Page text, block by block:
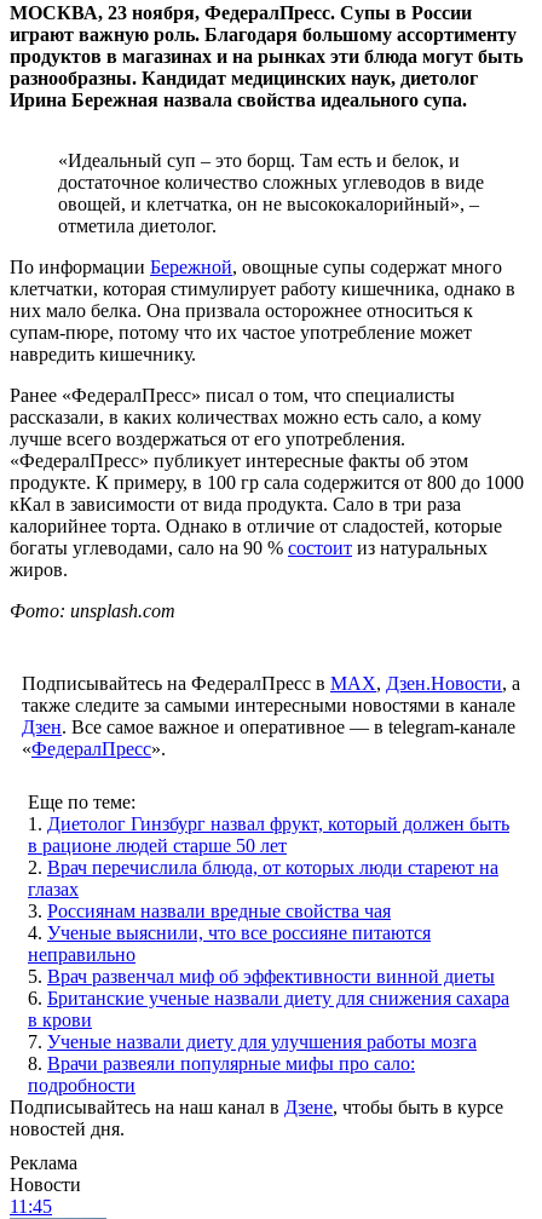
МОСКВА, 23 ноября, ФедералПресс. Супы в России
играют важную роль. Благодаря большому ассортименту
продуктов в магазинах и на рынках эти блюда могут быть
разнообразны. Кандидат медицинских наук, диетолог
Ирина Бережная назвала свойства идеального супа.
«Идеальный суп – это борщ. Там есть и белок, и
достаточное количество сложных углеводов в виде
овощей, и клетчатка, он не высококалорийный», –
отметила диетолог.
По информации Бережной, овощные супы содержат много
клетчатки, которая стимулирует работу кишечника, однако в
них мало белка. Она призвала осторожнее относиться к
супам-пюре, потому что их частое употребление может
навредить кишечнику.
Ранее «ФедералПресс» писал о том, что специалисты
рассказали, в каких количествах можно есть сало, а кому
лучше всего воздержаться от его употребления.
«ФедералПресс» публикует интересные факты об этом
продукте. К примеру, в 100 гр сала содержится от 800 до 1000
кКал в зависимости от вида продукта. Сало в три раза
калорийнее торта. Однако в отличие от сладостей, которые
богаты углеводами, сало на 90 % состоит из натуральных
жиров.
Фото: unsplash.com
Подписывайтесь на ФедералПресс в МАХ, Дзен.Новости, а
также следите за самыми интересными новостями в канале
Дзен. Все самое важное и оперативное — в telegram-канале
«ФедералПресс».
Еще по теме:
1. Диетолог Гинзбург назвал фрукт, который должен быть
в рационе людей старше 50 лет
2. Врач перечислила блюда, от которых люди стареют на
глазах
3. Россиянам назвали вредные свойства чая
4. Ученые выяснили, что все россияне питаются
неправильно
5. Врач развенчал миф об эффективности винной диеты
6. Британские ученые назвали диету для снижения сахара
в крови
7. Ученые назвали диету для улучшения работы мозга
8. Врачи развеяли популярные мифы про сало:
подробности
Подписывайтесь на наш канал в Дзене, чтобы быть в курсе
новостей дня.
Реклама
Новости
11:45